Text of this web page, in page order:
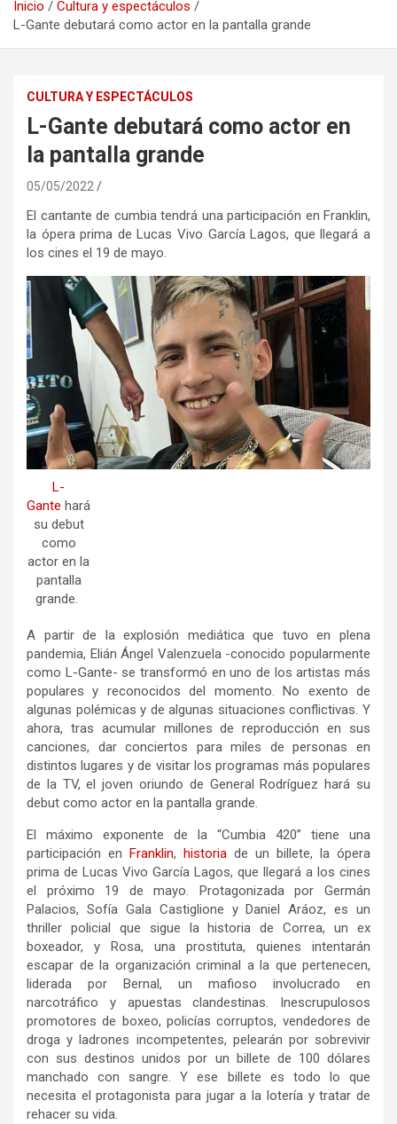
Inicio
Cultura y espectáculos
L-Gante debutará como actor en la pantalla grande
CULTURA Y ESPECTÁCULOS
L-Gante debutará como actor en
la pantalla grande
05/05/2022
El cantante de cumbia tendrá una participación en Franklin,
la ópera prima de Lucas Vivo García Lagos, que llegará a
los cines el 19 de mayo.
L-
Gante hará
su debut
como
actor en la
pantalla
grande.
A partir de la explosión mediática que tuvo en plena
pandemia, Elián Ángel Valenzuela -conocido popularmente
como L-Gante- se transformó en uno de los artistas más
populares y reconocidos del momento. No exento de
algunas polémicas y de algunas situaciones conflictivas. Y
ahora, tras acumular millones de reproducción en sus
canciones, dar conciertos para miles de personas en
distintos lugares y de visitar los programas más populares
de la TV, el joven oriundo de General Rodríguez hará su
debut como actor en la pantalla grande.
El máximo exponente de la “Cumbia 420” tiene una
participación en Franklin, historia de un billete, la ópera
prima de Lucas Vivo García Lagos, que llegará a los cines
el próximo 19 de mayo. Protagonizada por Germán
Palacios, Sofía Gala Castiglione y Daniel Aráoz, es un
thriller policial que sigue la historia de Correa, un ex
boxeador, y Rosa, una prostituta, quienes intentarán
escapar de la organización criminal a la que pertenecen,
liderada por Bernal, un mafioso involucrado en
narcotráfico y apuestas clandestinas. Inescrupulosos
promotores de boxeo, policías corruptos, vendedores de
droga y ladrones incompetentes, pelearán por sobrevivir
con sus destinos unidos por un billete de 100 dólares
manchado con sangre. Y ese billete es todo lo que
necesita el protagonista para jugar a la lotería y tratar de
rehacer su vida.